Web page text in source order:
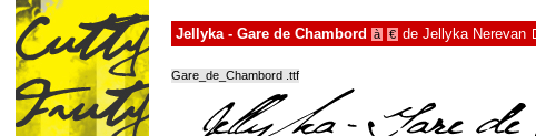
Jellyka - Gare de Chambord à € de Jellyka Nerevan
Gare_de_Chambord .ttf